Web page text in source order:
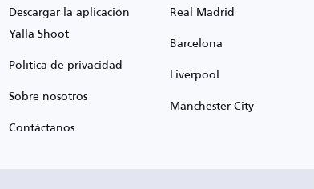
Descargar la aplicación
Yalla Shoot
Política de privacidad
Sobre nosotros
Contáctanos
Real Madrid
Barcelona
Liverpool
Manchester City